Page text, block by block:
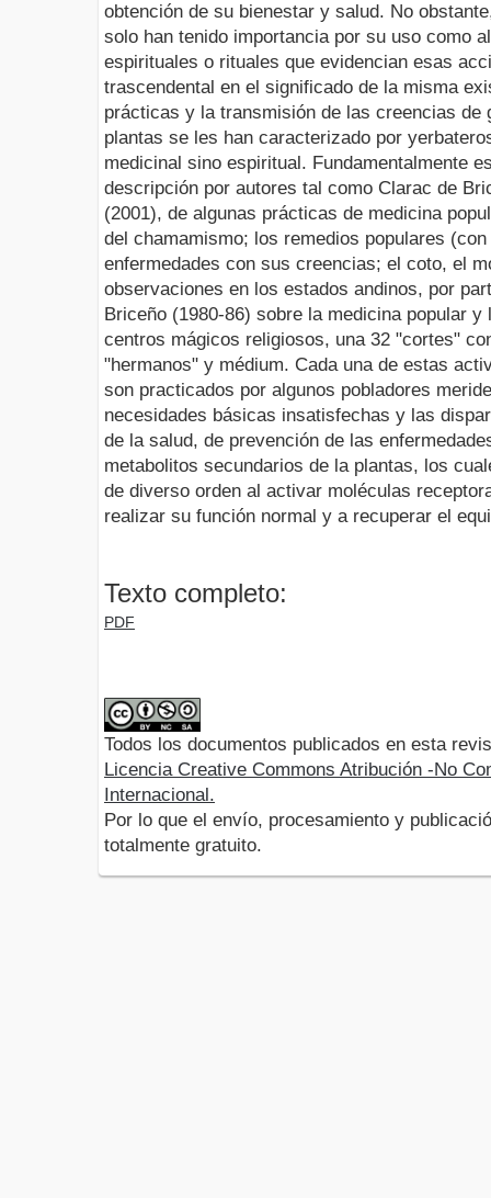
obtención de su bienestar y salud. No
solo han tenido importancia por su uso como
espirituales o rituales que evidencian esas
trascendental en el significado de la misma
prácticas y la transmisión de las creencias de
plantas se les han caracterizado por
medicinal sino espiritual. Fundamentalmente
descripción por autores tal como Clarac de
(2001), de algunas prácticas de medicina
del chamamismo; los remedios populares
enfermedades con sus creencias; el coto, el
observaciones en los estados andinos, por
Briceño (1980-86) sobre la medicina popular
centros mágicos religiosos, una 32 "cortes"
"hermanos" y médium. Cada una de estas
son practicados por algunos pobladores
necesidades básicas insatisfechas y las
de la salud, de prevención de las
metabolitos secundarios de la plantas, los
de diverso orden al activar moléculas
realizar su función normal y a recuperar el
Texto completo:
PDF
Todos los documentos publicados en esta
Licencia Creative Commons Atribución -No
Internacional.
Por lo que el envío, procesamiento y
totalmente gratuito.